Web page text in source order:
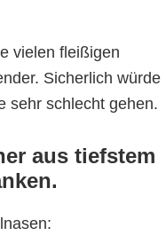
vielen fleißigen
Sicherlich würde
sehr schlecht gehen.
aus tiefstem